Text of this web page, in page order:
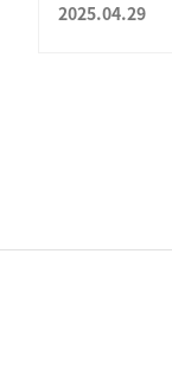
2025.04.29